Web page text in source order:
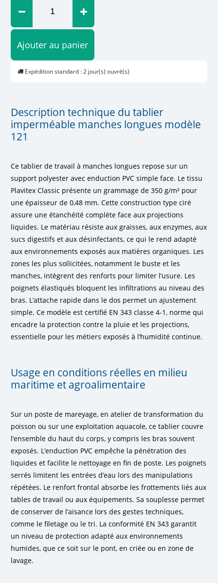
Ajouter au panier
Expédition standard : 2 jour(s) ouvré(s)
Description technique du tablier
imperméable manches longues modèle
121
Ce tablier de travail à manches longues repose sur un
support polyester avec enduction PVC simple face. Le tissu
Plavitex Classic présente un grammage de 350 g/m² pour
une épaisseur de 0,48 mm. Cette construction type ciré
assure une étanchéité complète face aux projections
liquides. Le matériau résiste aux graisses, aux enzymes, aux
sucs digestifs et aux désinfectants, ce qui le rend adapté
aux environnements exposés aux matières organiques. Les
zones les plus sollicitées, notamment le buste et les
manches, intègrent des renforts pour limiter l’usure. Les
poignets élastiqués bloquent les infiltrations au niveau des
bras. L’attache rapide dans le dos permet un ajustement
simple. Ce modèle est certifié EN 343 classe 4-1, norme qui
encadre la protection contre la pluie et les projections,
essentielle pour les métiers exposés à l’humidité continue.
Usage en conditions réelles en milieu
maritime et agroalimentaire
Sur un poste de mareyage, en atelier de transformation du
poisson ou sur une exploitation aquacole, ce tablier couvre
l’ensemble du haut du corps, y compris les bras souvent
exposés. L’enduction PVC empêche la pénétration des
liquides et facilite le nettoyage en fin de poste. Les poignets
serrés limitent les entrées d’eau lors des manipulations
répétées. Le renfort frontal absorbe les frottements liés aux
tables de travail ou aux équipements. Sa souplesse permet
de conserver de l’aisance lors des gestes techniques,
comme le filetage ou le tri. La conformité EN 343 garantit
un niveau de protection adapté aux environnements
humides, que ce soit sur le pont, en criée ou en zone de
lavage.